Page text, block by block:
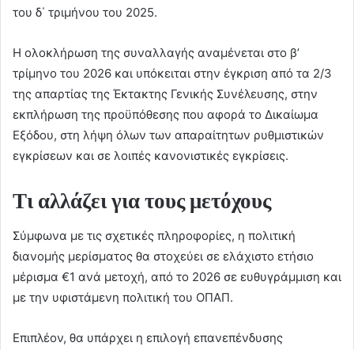
του δ΄ τριμήνου του 2025.
Η ολοκλήρωση της συναλλαγής αναμένεται στο β’
τρίμηνο του 2026 και υπόκειται στην έγκριση από τα 2/3
της απαρτίας της Έκτακτης Γενικής Συνέλευσης, στην
εκπλήρωση της προϋπόθεσης που αφορά το Δικαίωμα
Εξόδου, στη λήψη όλων των απαραίτητων ρυθμιστικών
εγκρίσεων και σε λοιπές κανονιστικές εγκρίσεις.
Τι αλλάζει για τους μετόχους
Σύμφωνα με τις σχετικές πληροφορίες, η πολιτική
διανομής μερίσματος θα στοχεύει σε ελάχιστο ετήσιο
μέρισμα €1 ανά μετοχή, από το 2026 σε ευθυγράμμιση και
με την υφιστάμενη πολιτική του ΟΠΑΠ.
Επιπλέον, θα υπάρχει η επιλογή επανεπένδυσης